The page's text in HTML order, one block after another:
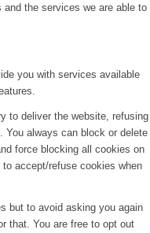
the services we are able to
you with services available
to deliver the website, refusing
You always can block or delete
force blocking all cookies on
accept/refuse cookies when
but to avoid asking you again
that. You are free to opt out